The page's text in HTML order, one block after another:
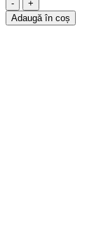
Model
broderie
Adaugă în coș